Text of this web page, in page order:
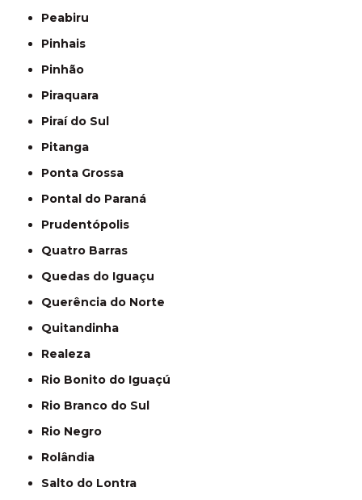
Peabiru
Pinhais
Pinhão
Piraquara
Piraí do Sul
Pitanga
Ponta Grossa
Pontal do Paraná
Prudentópolis
Quatro Barras
Quedas do Iguaçu
Querência do Norte
Quitandinha
Realeza
Rio Bonito do Iguaçú
Rio Branco do Sul
Rio Negro
Rolândia
Salto do Lontra